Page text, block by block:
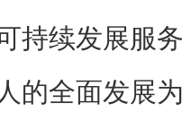
持续发展服
的全面发展